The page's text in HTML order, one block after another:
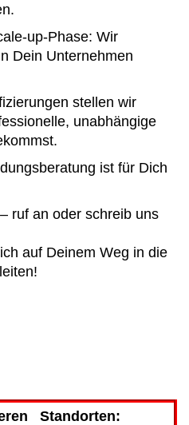
up-Phase: Wir
Dein Unternehmen
stellen wir
unabhängige
ist für Dich
ruf an oder schreib uns
auf Deinem Weg in die
Standorten: